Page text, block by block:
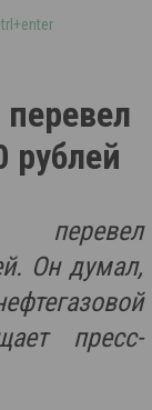
рублей
перевел
Он думал,
пресс-